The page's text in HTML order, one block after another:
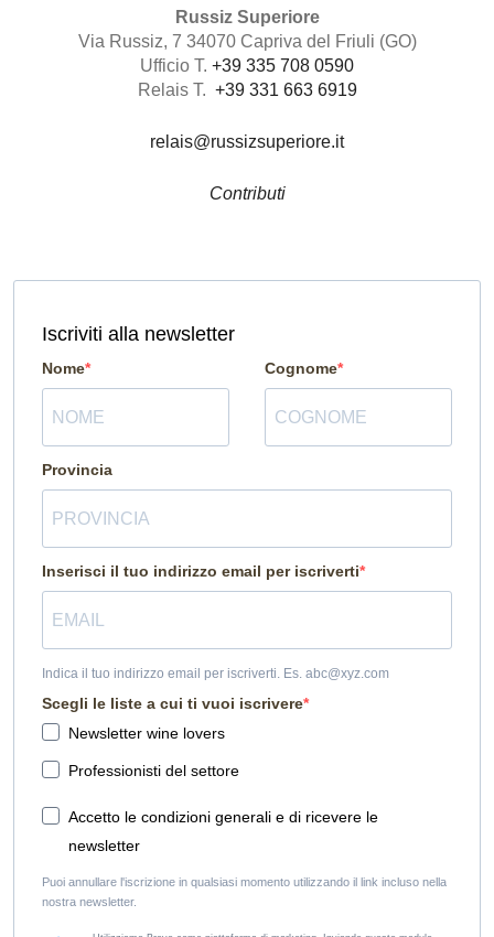
Russiz Superiore
Via Russiz, 7 34070 Capriva del Friuli (GO)
Ufficio T. +39 335 708 0590
Relais T. +39 331 663 6919
relais@russizsuperiore.it
Contributi
Iscriviti alla newsletter
Nome Cognome
Provincia
Inserisci il tuo indirizzo email per iscriverti
Indica il tuo indirizzo email per iscriverti. Es. abc@xyz.com
Scegli le liste a cui ti vuoi iscrivere
Newsletter wine lovers
Professionisti del settore
Accetto le condizioni generali e di ricevere le
newsletter
Puoi annullare l'iscrizione in qualsiasi momento utilizzando il link incluso nella
nostra newsletter.